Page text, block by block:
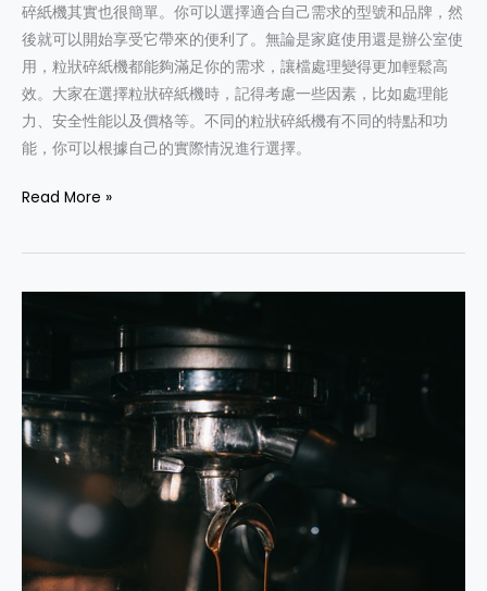
碎紙機其實也很簡單。你可以選擇適合自己需求的型號和品牌，然
後就可以開始享受它帶來的便利了。無論是家庭使用還是辦公室使
用，粒狀碎紙機都能夠滿足你的需求，讓檔處理變得更加輕鬆高
效。大家在選擇粒狀碎紙機時，記得考慮一些因素，比如處理能
力、安全性能以及價格等。不同的粒狀碎紙機有不同的特點和功
能，你可以根據自己的實際情況進行選擇。
Read More »
商
咖
啡
怎
如